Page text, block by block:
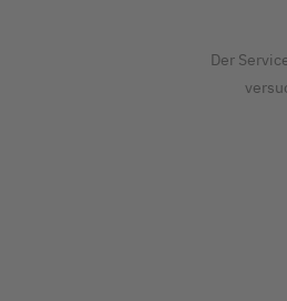
Der